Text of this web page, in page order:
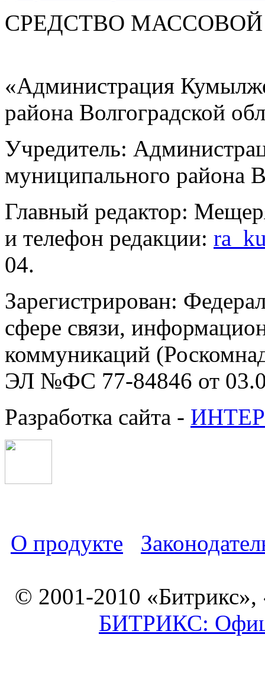
СРЕДСТВО
«Администрация
района Волгоградской
Учредитель:
муниципального района
Главный редактор:
и телефон редакции:
04.
Зарегистрирован:
сфере связи,
коммуникаций
ЭЛ №ФС 77-84846 от
Разработка сайта -
О продукте
© 2001-2010 «Битрикс»,
БИТРИКС: